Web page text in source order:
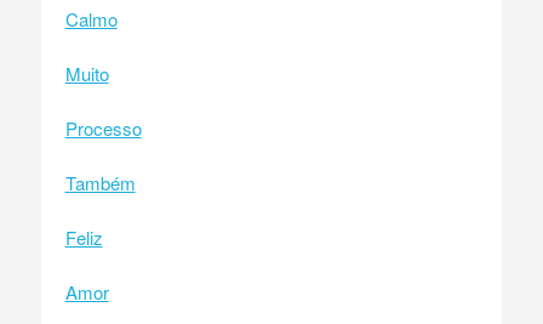
Calmo
Muito
Processo
Também
Feliz
Amor